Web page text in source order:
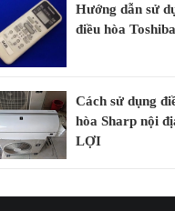
Hướng dẫn sử
điều hòa
Cách sử dụng
hòa Sharp nội
LỢI